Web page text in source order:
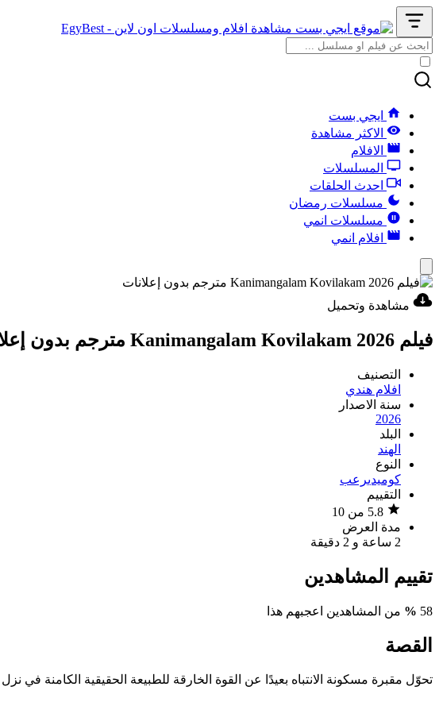
ايجي بست
الاكثر مشاهدة
الافلام
المسلسلات
احدث الحلقات
مسلسلات رمضان
مسلسلات انمي
افلام انمي
مشاهدة وتحميل
فيلم Kanimangalam Kovilakam 2026 مترجم بدون إعلانات
التصنيف
افلام هندي
سنة الاصدار
2026
البلد
الهند
النوع
كوميديرعب
التقييم
مدة العرض
2 ساعة و 2 دقيقة
تقييم المشاهدين
58
% من المشاهدين اعجبهم هذا
القصة
تحوّل مقبرة مسكونة الانتباه بعيدًا عن القوة الخارقة للطبيعة الحقيقية الكامنة